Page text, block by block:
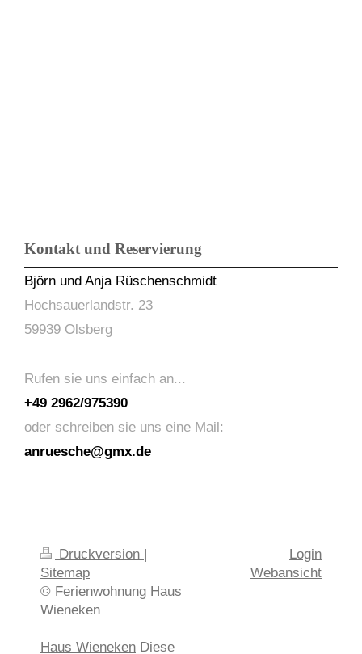
Kontakt und Reservierung
Björn und Anja Rüschenschmidt
Hochsauerlandstr. 23
59939 Olsberg
Rufen sie uns einfach an...
+49 2962/975390
oder schreiben sie uns eine Mail:
anruesche@gmx.de
Druckversion
Sitemap
© Ferienwohnung Haus
Wieneken
Haus Wieneken Diese
Login
Webansicht